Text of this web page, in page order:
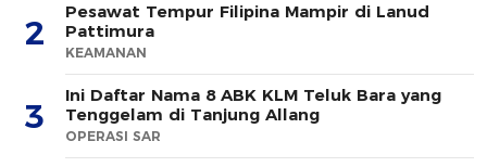
2
Pesawat Tempur Filipina Mampir di Lanud
Pattimura
KEAMANAN
3
Ini Daftar Nama 8 ABK KLM Teluk Bara yang
Tenggelam di Tanjung Allang
OPERASI SAR